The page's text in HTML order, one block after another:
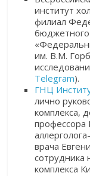
институт
филиал
им. В.М.
Telegram).
ГНЦ
лично
комплекса,
профессора
врача
сотрудника
комплекса